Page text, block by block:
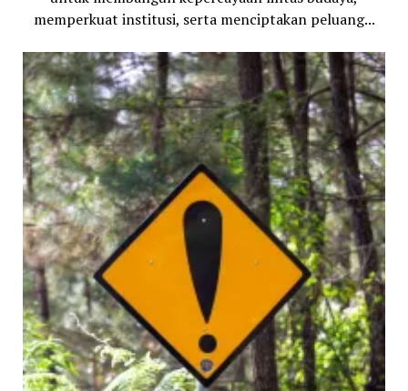
memperkuat institusi, serta menciptakan peluang...